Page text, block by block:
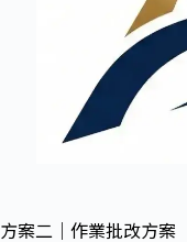
方案二｜作業批改方案